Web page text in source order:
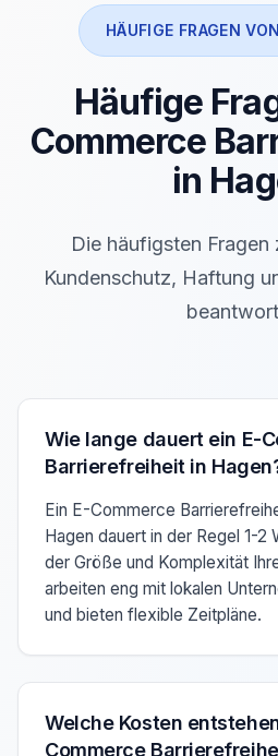
HÄUFIGE FRAGEN
Häufige
Commerce
in
Die häufigsten
Kundenschutz, Haftung
Verwenden Sie die
Wie lange dauert ein E-
Barrierefreiheit in
Ein E-Commerce
Hagen dauert in der Regel 1-2
der Größe und Komplexität
arbeiten eng mit lokalen
und bieten flexible Zeitpläne.
Welche Kosten
Commerce